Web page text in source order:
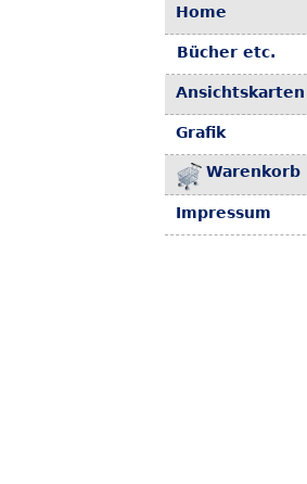
Home
Bücher etc.
Ansichtskarten
Grafik
Warenkorb
Impressum